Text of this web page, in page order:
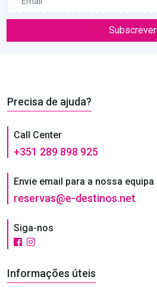
Subscrever
Precisa de ajuda?
Call Center
+351 289 898 925
Envie email para a nossa equipa
reservas@e-destinos.net
Siga-nos
Informações úteis